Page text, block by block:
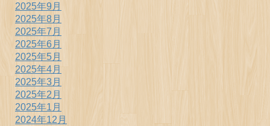
2025年9月
2025年8月
2025年7月
2025年6月
2025年5月
2025年4月
2025年3月
2025年2月
2025年1月
2024年12月